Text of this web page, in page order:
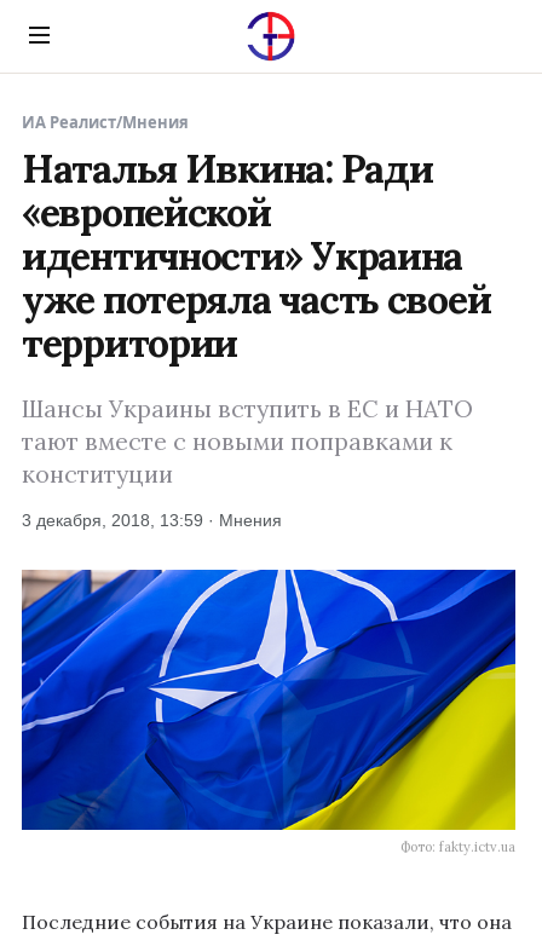
Menu
ИА Реалист/Мнения
Наталья Ивкина: Ради
«европейской
идентичности» Украина
уже потеряла часть своей
территории
Шансы Украины вступить в ЕС и НАТО
тают вместе с новыми поправками к
конституции
3 декабря, 2018, 13:59 · Мнения
Фото: fakty.ictv.ua
Последние события на Украине показали, что она